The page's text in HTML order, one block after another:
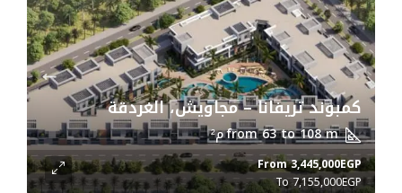
كمبوند تريفانا – مجاويش، الغردقة
from 63 to 108 mم²
From3,445,000EGP
7,155,000EGP